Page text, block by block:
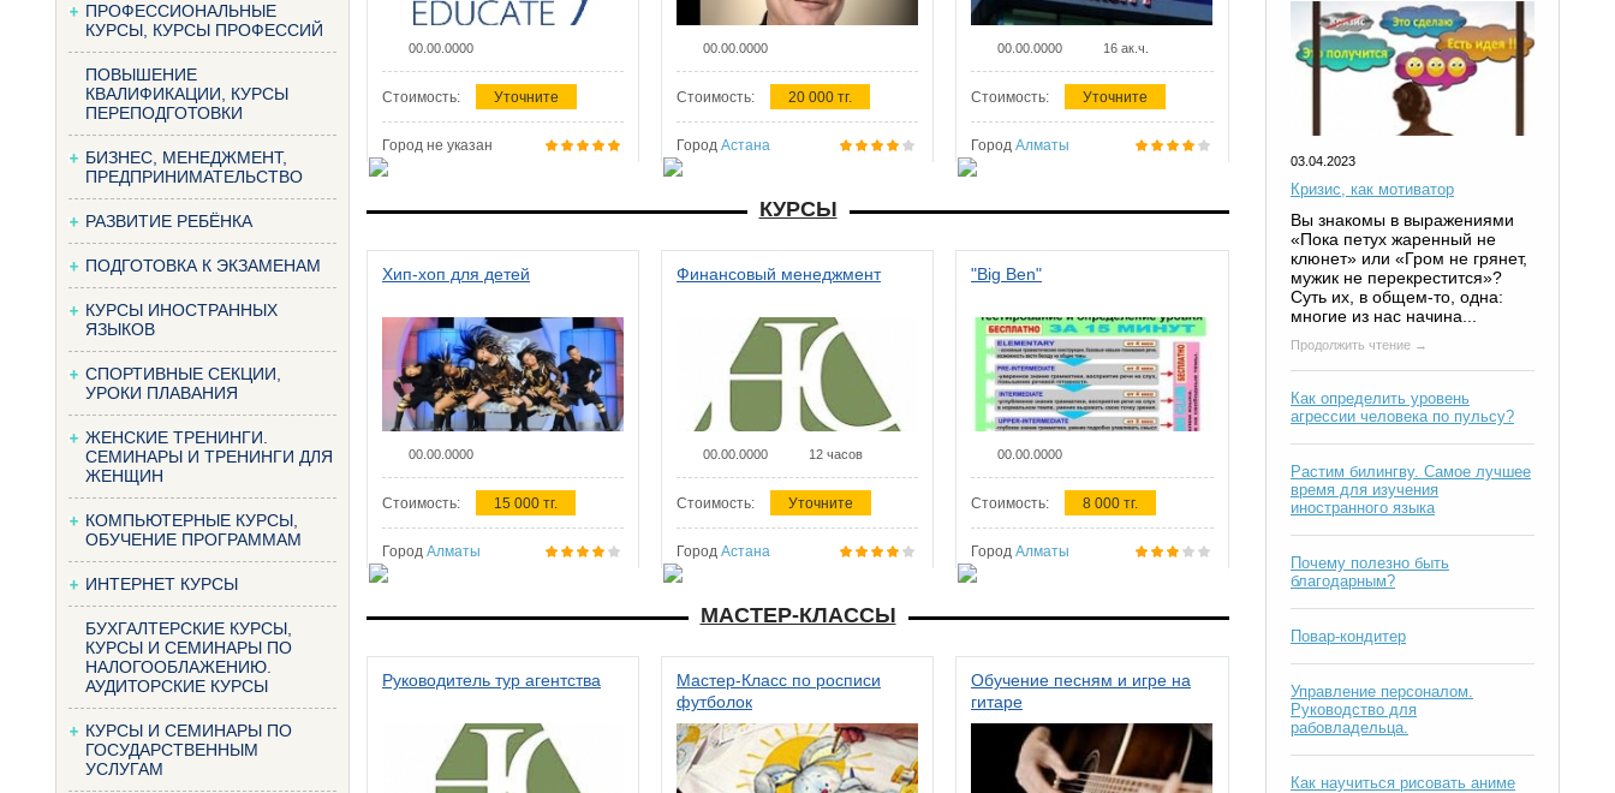
ПРОФЕССИОНАЛЬНЫЕ
КУРСЫ, КУРСЫ ПРОФЕССИЙ
ПОВЫШЕНИЕ
КВАЛИФИКАЦИИ, КУРСЫ
ПЕРЕПОДГОТОВКИ
БИЗНЕС, МЕНЕДЖМЕНТ,
ПРЕДПРИНИМАТЕЛЬСТВО
РАЗВИТИЕ РЕБЁНКА
ПОДГОТОВКА К ЭКЗАМЕНАМ
КУРСЫ ИНОСТРАННЫХ
ЯЗЫКОВ
СПОРТИВНЫЕ СЕКЦИИ,
УРОКИ ПЛАВАНИЯ
ЖЕНСКИЕ ТРЕНИНГИ.
СЕМИНАРЫ И ТРЕНИНГИ ДЛЯ
ЖЕНЩИН
КОМПЬЮТЕРНЫЕ КУРСЫ,
ОБУЧЕНИЕ ПРОГРАММАМ
ИНТЕРНЕТ КУРСЫ
БУХГАЛТЕРСКИЕ КУРСЫ,
КУРСЫ И СЕМИНАРЫ ПО
НАЛОГООБЛАЖЕНИЮ.
АУДИТОРСКИЕ КУРСЫ
КУРСЫ И СЕМИНАРЫ ПО
ГОСУДАРСТВЕННЫМ
УСЛУГАМ
00.00.0000
Стоимость: Уточните
Город не указан
00.00.0000
Стоимость: 20 000 тг.
Город Астана
00.00.0000 16 ак.ч.
Стоимость: Уточните
Город Алматы
КУРСЫ
Хип-хоп для детей
00.00.0000
Стоимость: 15 000 тг.
Город Алматы
Финансовый менеджмент
00.00.0000 12 часов
Стоимость: Уточните
Город Астана
"Big Ben"
00.00.0000
Стоимость: 8 000 тг.
Город Алматы
МАСТЕР-КЛАССЫ
Руководитель тур агентства
Мастер-Класс по росписи
футболок
Обучение песням и игре на
гитаре
03.04.2023
Кризис, как мотиватор
Вы знакомы в выражениями
«Пока петух жаренный не
клюнет» или «Гром не грянет,
мужик не перекрестится»?
Суть их, в общем-то, одна:
многие из нас начина...
Продолжить чтение →
Как определить уровень
агрессии человека по пульсу?
Растим билингву. Самое лучшее
время для изучения
иностранного языка
Почему полезно быть
благодарным?
Повар-кондитер
Управление персоналом.
Руководство для
рабовладельца.
Как научиться рисовать аниме